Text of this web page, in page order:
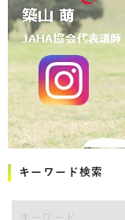
キーワード検索